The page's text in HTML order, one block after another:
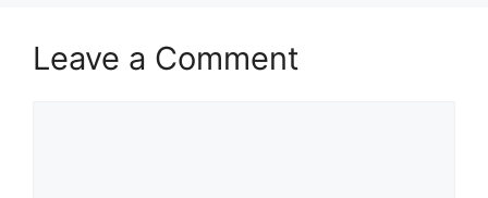
Leave a Comment